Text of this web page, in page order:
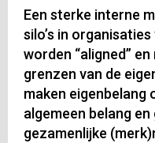
Een sterke interne
silo’s in
worden “aligned”
grenzen van de
maken eigenbelang
algemeen belang
gezamenlijke